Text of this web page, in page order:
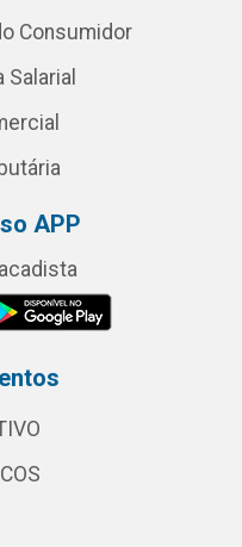
Consumidor
Salarial
APP